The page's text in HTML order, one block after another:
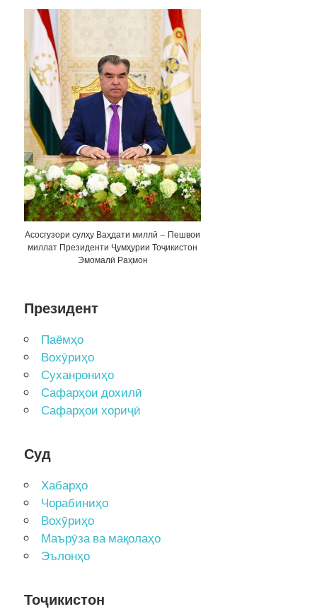
Асосгузори сулҳу Ваҳдати миллӣ – Пешвои
миллат Президенти Ҷумҳурии Тоҷикистон
Эмомалӣ Раҳмон
Президент
Паёмҳо
Вохӯриҳо
Суханрониҳо
Сафарҳои дохилӣ
Сафарҳои хориҷӣ
Суд
Хабарҳо
Чорабиниҳо
Вохӯриҳо
Маърӯза ва мақолаҳо
Эълонҳо
Тоҷикистон